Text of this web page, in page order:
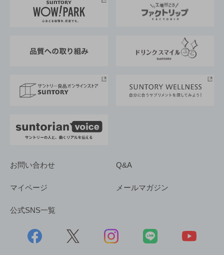
地域情報
サントリーサンバーズ大阪
サントリーが考えるサステナビリティ経営
企業概要
採用情報
お問い合わせ Q&A
マイページ メールマガジン
公式SNS一覧